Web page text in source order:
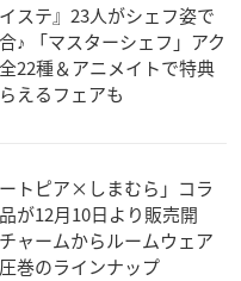
イステ』23人がシェフ姿で
♪ 「マスターシェフ」アク
22種＆アニメイトで特典
えるフェアも
ートピア×しまむら」コラ
が12月10日より販売開
ャームからルームウェア
巻のラインナップ